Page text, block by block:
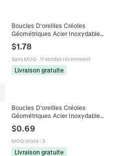
Boucles D'oreilles Créoles
Géométriques Acier Inoxydable
Minimaliste Petit Or Argent Étoile
Triangle Bijoux Femmes
$1.78
Sans MOQ · 11 vendus récemment
Livraison gratuite
Boucles D'oreilles Créoles
Géométriques Acier Inoxydable
Charme Bijoux Vintage Hip Hop
Plaqués Or
$0.69
MOQ mixte: 3
Livraison gratuite